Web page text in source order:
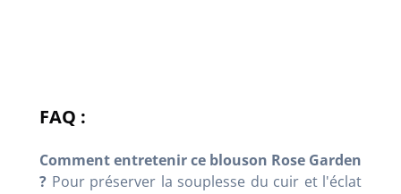
FAQ :
Comment entretenir ce blouson Rose Garden
? Pour préserver la souplesse du cuir et l'éclat